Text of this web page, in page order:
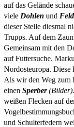
auf das Gelände
viele Dohlen und
dieser Stelle diesmal
Trupps. Auf dem
Gemeinsam mit den
auf Futtersuche.
Nordosteuropa. Diese
Als wir den Weg zum
einen Sperber(Bilder).
weißen Flecken auf
und Schulterfedern